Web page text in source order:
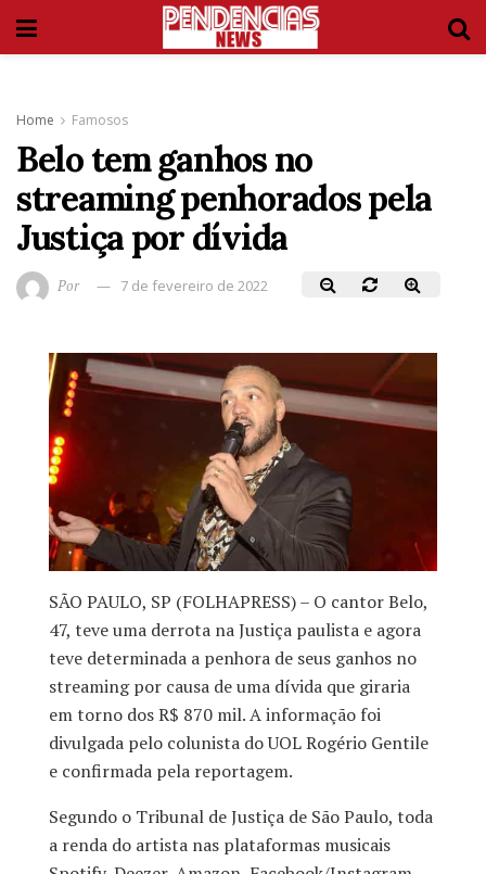
Home Famosos
Belo tem ganhos no
streaming penhorados pela
Justiça por dívida
Por 7 de fevereiro de 2022
SÃO PAULO, SP (FOLHAPRESS) – O cantor Belo,
47, teve uma derrota na Justiça paulista e agora
teve determinada a penhora de seus ganhos no
streaming por causa de uma dívida que giraria
em torno dos R$ 870 mil. A informação foi
divulgada pelo colunista do UOL Rogério Gentile
e confirmada pela reportagem.
Segundo o Tribunal de Justiça de São Paulo, toda
a renda do artista nas plataformas musicais